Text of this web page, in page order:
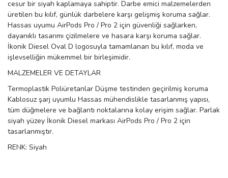
Manoir
cesur bir siyah kaplamaya sahiptir. Darbe emici malzemelerden
üretilen bu kılıf, günlük darbelere karşı gelişmiş koruma sağlar.
Hassas uyumu AirPods Pro / Pro 2 için güvenliği sağlarken,
dayanıklı tasarımı çizilmelere ve hasara karşı koruma sağlar.
İkonik Diesel Oval D logosuyla tamamlanan bu kılıf, moda ve
işlevselliğin mükemmel bir birleşimidir.
MALZEMELER VE DETAYLAR
Termoplastik Poliüretanlar Düşme testinden geçirilmiş koruma
Kablosuz şarj uyumlu Hassas mühendislikle tasarlanmış yapısı,
tüm düğmelere ve bağlantı noktalarına kolay erişim sağlar. Parlak
siyah yüzey İkonik Diesel markası AirPods Pro / Pro 2 için
tasarlanmıştır.
RENK: Siyah